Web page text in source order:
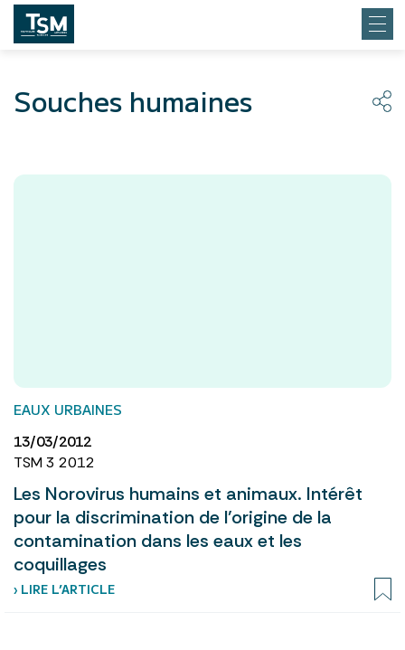
Souches humaines
EAUX URBAINES
13/03/2012
TSM 3 2012
Les Norovirus humains et animaux. Intérêt
pour la discrimination de l’origine de la
contamination dans les eaux et les
coquillages
› LIRE L’ARTICLE